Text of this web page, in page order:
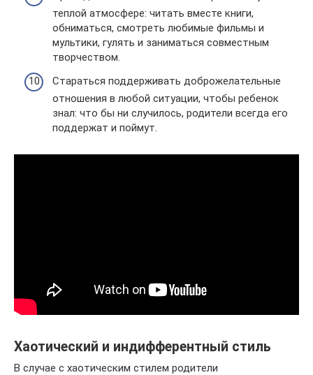
теплой атмосфере: читать вместе книги,
обниматься, смотреть любимые фильмы и
мультики, гулять и заниматься совместным
творчеством.
Стараться поддерживать доброжелательные
отношения в любой ситуации, чтобы ребенок
знал: что бы ни случилось, родители всегда его
поддержат и поймут.
Хаотический и индифферентный стиль
В случае с хаотическим стилем родители